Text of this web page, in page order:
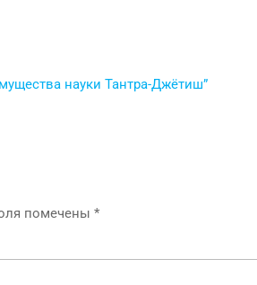
науки Тантра-Джётиш”
помечены *